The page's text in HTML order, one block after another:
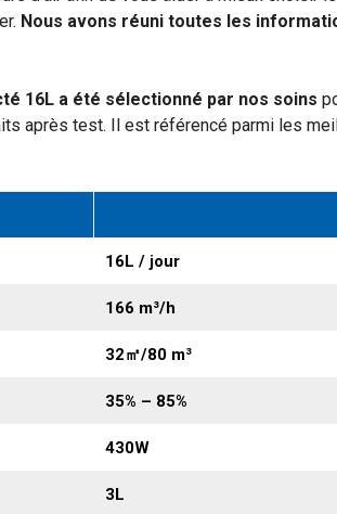
Nous avons réuni toutes les
16L a été sélectionné par nos soins
après test. Il est référencé parmi les
16L / jour
166 m³/h
32㎡/80 m³
35% – 85%
430W
3L